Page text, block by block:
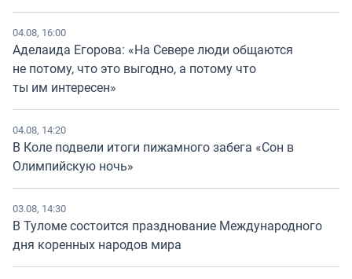
04.08, 16:00
Аделаида Егорова: «На Севере люди общаются
не потому, что это выгодно, а потому что
ты им интересен»
04.08, 14:20
В Коле подвели итоги пижамного забега «Сон в
Олимпийскую ночь»
03.08, 14:30
В Туломе состоится празднование Международного
дня коренных народов мира